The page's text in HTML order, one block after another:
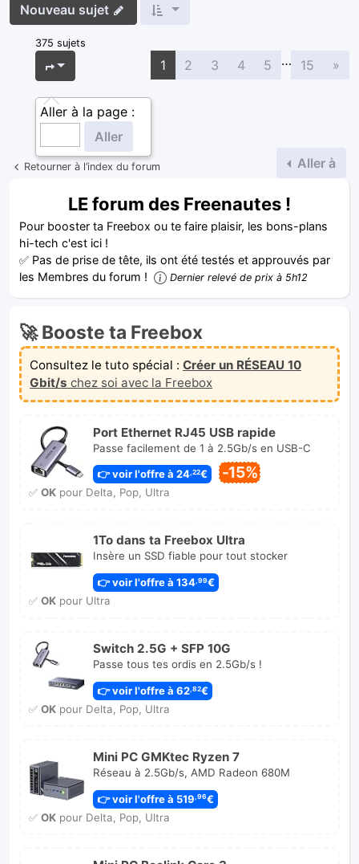
Nouveau sujet
375 sujets
Page
Aller à la page :
1 2 3 4 5 … 15 »
Retourner à l’index du forum Aller à
LE forum des Freenautes !
Pour booster ta Freebox ou te faire plaisir, les bons-plans
hi-tech c'est ici !
✅ Pas de prise de tête, ils ont été testés et approuvés par
les Membres du forum !
Dernier relevé de prix à 5h12
🚀 Booste ta Freebox
Consultez le tuto spécial : Créer un RÉSEAU 10
Gbit/s chez soi avec la Freebox
Port Ethernet RJ45 USB rapide
Passe facilement de 1 à 2.5Gb/s en USB-C
👉 voir l'offre à 24 ,22€ -15%
✅ OKpour Delta, Pop, Ultra
1To dans ta Freebox Ultra
Insère un SSD fiable pour tout stocker
👉 voir l'offre à 134 ,99€
✅ OKpour Ultra
Switch 2.5G + SFP 10G
Passe tous tes ordis en 2.5Gb/s !
👉 voir l'offre à 62,82€
✅ OKpour Delta, Pop, Ultra
Mini PC GMKtec Ryzen 7
Réseau à 2.5Gb/s, AMD Radeon 680M
👉 voir l'offre à 519,96€
✅ OKpour Delta, Pop, Ultra